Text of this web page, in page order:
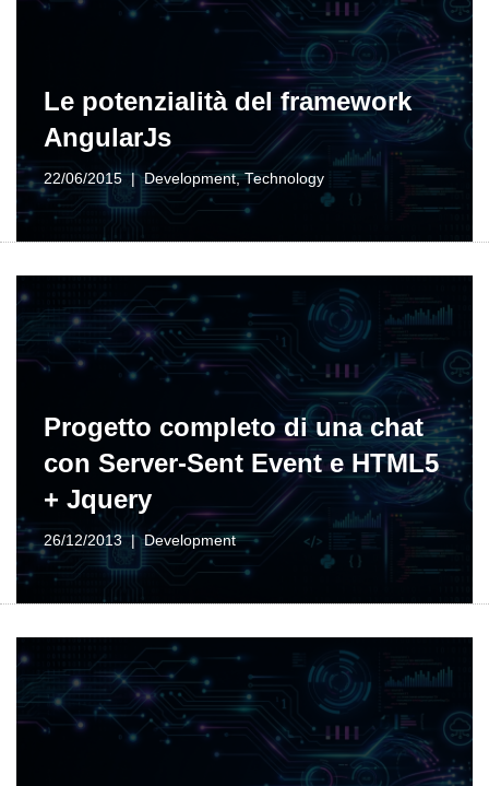
Le potenzialità del framework
AngularJs
22/06/2015 Development,Technology
Progetto completo di una chat
con Server-Sent Event e HTML5
+ Jquery
26/12/2013 Development